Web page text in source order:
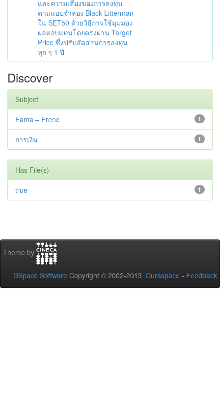
และความเสี่ยงของการลงทุน
ตามแบบจำลอง Black-Litterman
ใน SET50 ด้วยวิธีการใช้มุมมอง
ผลตอบแทนโดยตรงผ่าน Target
Price ซึ่งปรับสัดส่วนการลงทุน
ทุก ๆ 1 ปี
Discover
Subject
1
Fama – Frenc
1
การเงิน
Has File(s)
1
true
Theme by
DSpace Software Copyright © 2002-2013 Duraspace - Feedback